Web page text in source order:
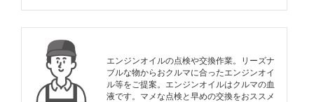
エンジンオイルの点検や交換作業。リーズナ
ブルな物からおクルマに合ったエンジンオイ
ル等をご提案。エンジンオイルはクルマの血
液です。マメな点検と早めの交換をおススメ